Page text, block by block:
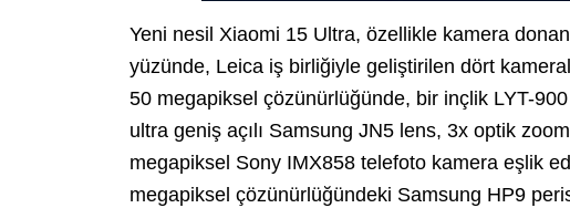
Yeni nesil Xiaomi 15 Ultra, özellikle kamera
yüzünde, Leica iş birliğiyle geliştirilen dört
50 megapiksel çözünürlüğünde, bir inçlik LYT-
ultra geniş açılı Samsung JN5 lens, 3x optik
megapiksel Sony IMX858 telefoto kamera eşlik
megapiksel çözünürlüğündeki Samsung HP9